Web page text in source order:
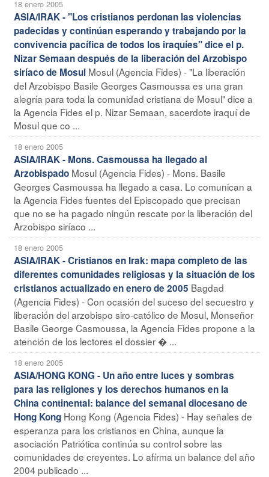
18 enero 2005
ASIA/IRAK - "Los cristianos perdonan las violencias
padecidas y continúan esperando y trabajando por la
convivencia pacífica de todos los iraquíes" dice el p.
Nizar Semaan después de la liberación del Arzobispo
siríaco de Mosul Mosul (Agencia Fides) - "La liberación
del Arzobispo Basile Georges Casmoussa es una gran
alegría para toda la comunidad cristiana de Mosul" dice a
la Agencia Fides el p. Nizar Semaan, sacerdote iraquí de
Mosul que co ...
18 enero 2005
ASIA/IRAK - Mons. Casmoussa ha llegado al
Arzobispado Mosul (Agencia Fides) - Mons. Basile
Georges Casmoussa ha llegado a casa. Lo comunican a
la Agencia Fides fuentes del Episcopado que precisan
que no se ha pagado ningún rescate por la liberación del
Arzobispo siríaco ...
18 enero 2005
ASIA/IRAK - Cristianos en Irak: mapa completo de las
diferentes comunidades religiosas y la situación de los
cristianos actualizado en enero de 2005 Bagdad
(Agencia Fides) - Con ocasión del suceso del secuestro y
liberación del arzobispo siro-católico de Mosul, Monseñor
Basile George Casmoussa, la Agencia Fides propone a la
atención de los lectores el dossier � ...
18 enero 2005
ASIA/HONG KONG - Un año entre luces y sombras
para las religiones y los derechos humanos en la
China continental: balance del semanal diocesano de
Hong Kong Hong Kong (Agencia Fides) - Hay señales de
esperanza para los cristianos en China, aunque la
asociación Patriótica continúa su control sobre las
comunidades de creyentes. Lo afírma un balance del año
2004 publicado ...